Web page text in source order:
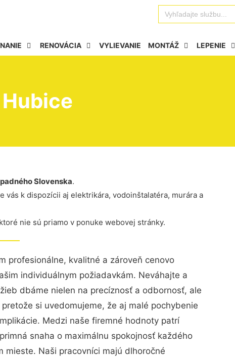
Search
for:
RENOVÁCIA VYLIEVANIE MONTÁŽ LEPENIE
Slovenska.
vás k dispozícii aj elektrikára, vodoinštalatéra, murára a
nie sú priamo v ponuke webovej stránky.
profesionálne, kvalitné a zároveň cenovo
individuálnym požiadavkám. Neváhajte a
dbáme nielen na precíznosť a odbornosť, ale
si uvedomujeme, že aj malé pochybenie
Medzi naše firemné hodnoty patrí
snaha o maximálnu spokojnosť každého
mieste. Naši pracovníci majú dlhoročné